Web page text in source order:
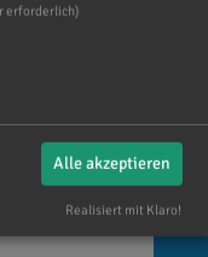
erforderlich)
Alle akzeptieren
Realisiert mit Klaro!